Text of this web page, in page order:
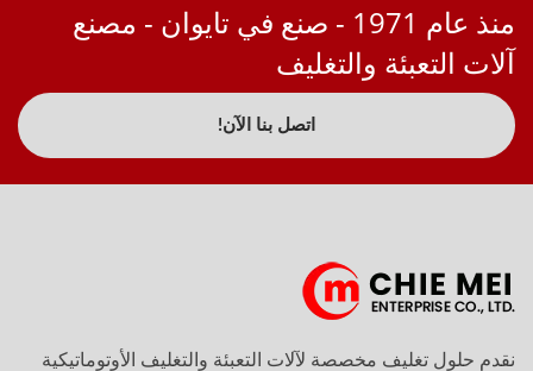
منذ عام 1971 - صنع في تايوان - مصنع
آلات التعبئة والتغليف
اتصل بنا الآن!
نقدم حلول تغليف مخصصة لآلات التعبئة والتغليف الأوتوماتيكية